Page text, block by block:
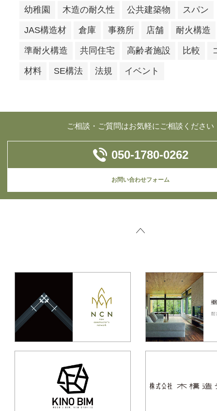
幼稚園 木造の耐久性 公共建築物 スパン
JAS構造材 倉庫 事務所 店舗 耐火構造
準耐火構造 共同住宅 高齢者施設 比較
材料 SE構法 法規 イベント
ご相談・ご質問はお気軽にご相談ください
050-1780-0262
お問い合わせフォーム